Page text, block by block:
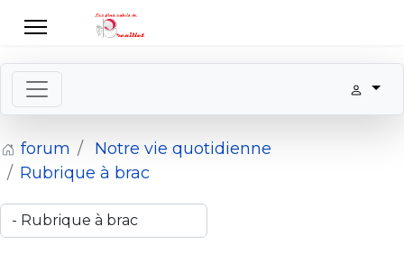
forum
Notre vie quotidienne
Rubrique à brac